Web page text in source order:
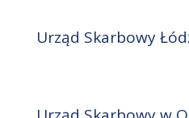
Urząd Skarbowy